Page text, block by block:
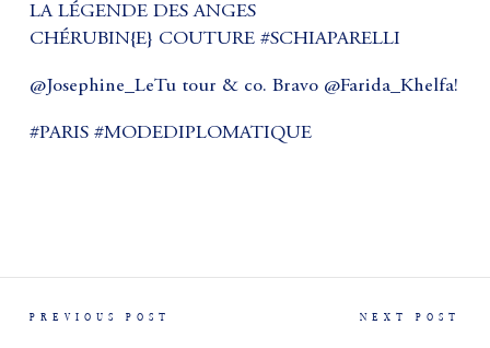
LA LÉGENDE DES ANGES
CHÉRUBIN{E} COUTURE #SCHIAPARELLI
@Josephine_LeTu tour & co. Bravo @Farida_Khelfa!
#PARIS #MODEDIPLOMATIQUE
PREVIOUS POST NEXT POST